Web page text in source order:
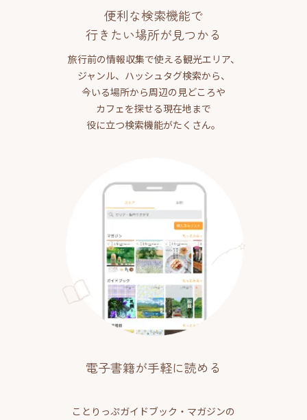
便利な検索機能で
行きたい場所が見つかる
旅行前の情報収集で使える観光エリア、
ジャンル、ハッシュタグ検索から、
今いる場所から周辺の見どころや
カフェを探せる現在地まで
役に立つ検索機能がたくさん。
電子書籍が手軽に読める
ことりっぷガイドブック・マガジンの